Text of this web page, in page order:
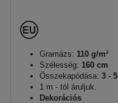
Gramázs: 110 g/m²
Szélesség: 160 cm
Összekapódása: 3 -
1 m - tól áruljuk.
Dekorációs